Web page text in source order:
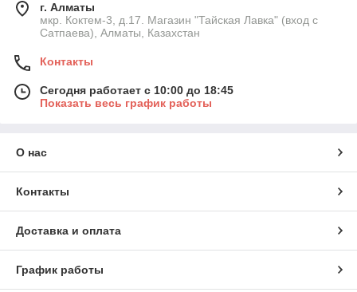
г. Алматы
мкр. Коктем-3, д.17. Магазин "Тайская Лавка" (вход с
Сатпаева), Алматы, Казахстан
Контакты
Сегодня работает с 10:00 до 18:45
Показать весь график работы
О нас
Контакты
Доставка и оплата
График работы